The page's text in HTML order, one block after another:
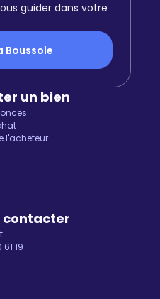
guider dans votre
Boussole
un bien
l'acheteur
contacter
19